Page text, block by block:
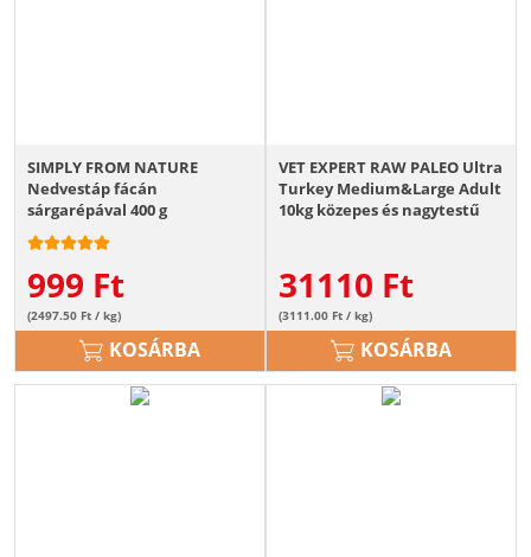
SIMPLY FROM NATURE
Nedvestáp fácán
sárgarépával 400 g
999 Ft
(2497.50 Ft / kg)
KOSÁRBA
VET EXPERT RAW PALEO Ultra
Turkey Medium&Large Adult
10kg közepes és nagytestű
31110 Ft
(3111.00 Ft / kg)
KOSÁRBA